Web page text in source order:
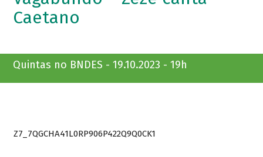
Caetano
Quintas no BNDES - 19.10.2023 - 19h
Z7_7QGCHA41L0RP906P422Q9Q0CK1